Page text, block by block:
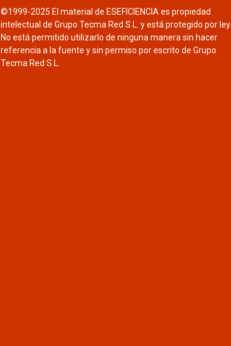
©1999-2025 El material de ESEFICIENCIA es propiedad
intelectual de Grupo Tecma Red S.L. y está protegido por ley.
No está permitido utilizarlo de ninguna manera sin hacer
referencia a la fuente y sin permiso por escrito de Grupo
Tecma Red S.L.